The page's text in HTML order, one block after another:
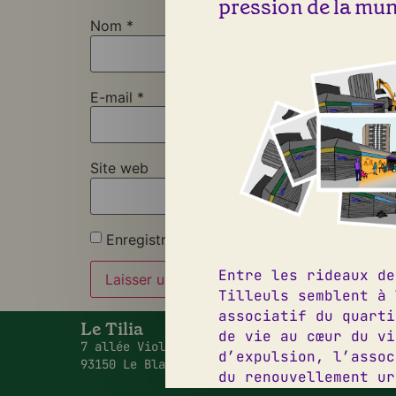
Nom *
E-mail *
Site web
Enregistrer mon nom, mon e-mail et mon
Le Tilia
7 allée Viollet Le Duc,
93150 Le Blanc Mesnil
09 50
pression de la
Entre les rideaux
Tilleuls semblent
associatif du
de vie au cœur du
d’expulsion,
du renouvellement